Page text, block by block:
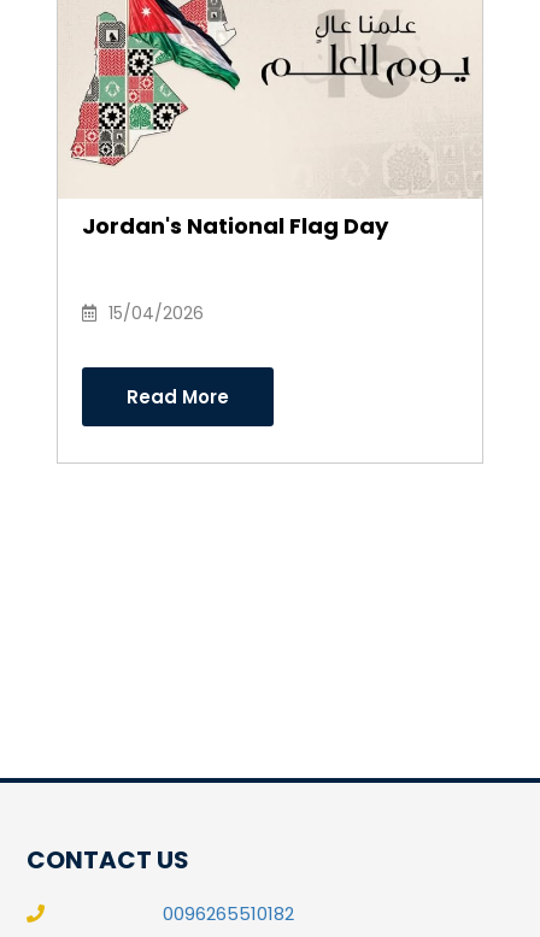
Jordan's National Flag Day
15/04/2026
Read More
CONTACT US
0096265510182